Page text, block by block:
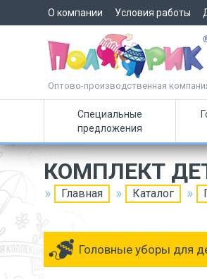
О компании Условия работы
Оптово-производственная
Специальные
предложения
КОМПЛЕКТ
Главная Каталог
Головные уборы для